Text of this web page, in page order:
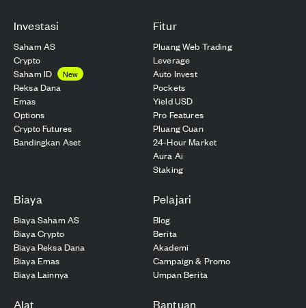
Investasi
Saham AS
Crypto
Saham ID
New
Reksa Dana
Emas
Options
Crypto Futures
Bandingkan Aset
Fitur
Pluang Web Trading
Leverage
Auto Invest
Pockets
Yield USD
Pro Features
Pluang Cuan
24-Hour Market
Aura Ai
Staking
Biaya
Biaya Saham AS
Biaya Crypto
Biaya Reksa Dana
Biaya Emas
Biaya Lainnya
Pelajari
Blog
Berita
Akademi
Campaign & Promo
Umpan Berita
Alat Bantuan